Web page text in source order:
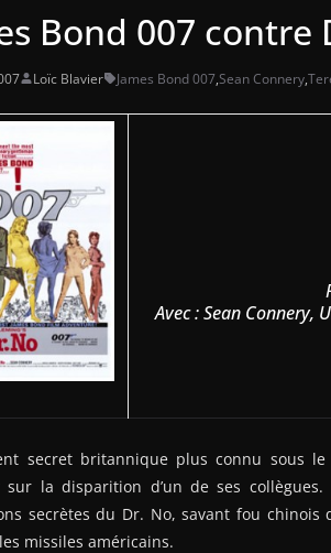
Bond 007 contre
Loïc Blavier James Bond 007,Sean Connery,
Avec : Sean Connery,
secret britannique plus connu sous
sur la disparition d’un de ses
secrètes du Dr. No, savant fou
missiles américains.